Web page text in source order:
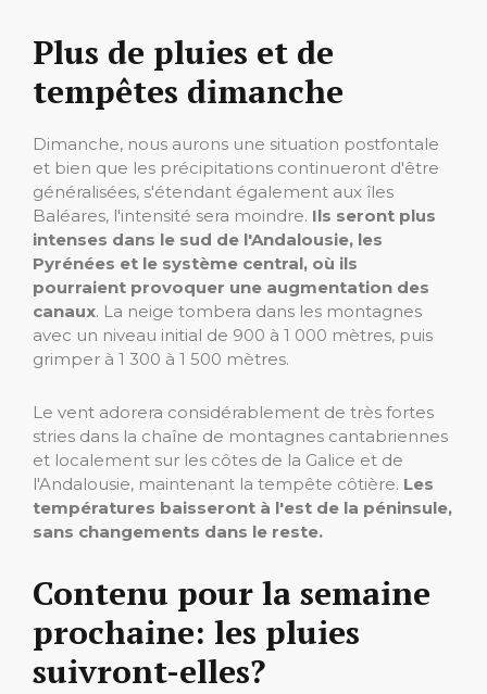
Plus de pluies et de
tempêtes dimanche
Dimanche, nous aurons une situation postfontale
et bien que les précipitations continueront d'être
généralisées, s'étendant également aux îles
Baléares, l'intensité sera moindre. Ils seront plus
intenses dans le sud de l'Andalousie, les
Pyrénées et le système central, où ils
pourraient provoquer une augmentation des
canaux. La neige tombera dans les montagnes
avec un niveau initial de 900 à 1 000 mètres, puis
grimper à 1 300 à 1 500 mètres.
Le vent adorera considérablement de très fortes
stries dans la chaîne de montagnes cantabriennes
et localement sur les côtes de la Galice et de
l'Andalousie, maintenant la tempête côtière. Les
températures baisseront à l'est de la péninsule,
sans changements dans le reste.
Contenu pour la semaine
prochaine: les pluies
suivront-elles?